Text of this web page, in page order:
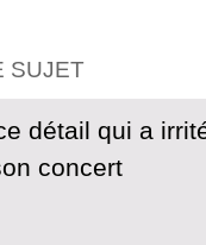
SUJET
détail qui a
concert